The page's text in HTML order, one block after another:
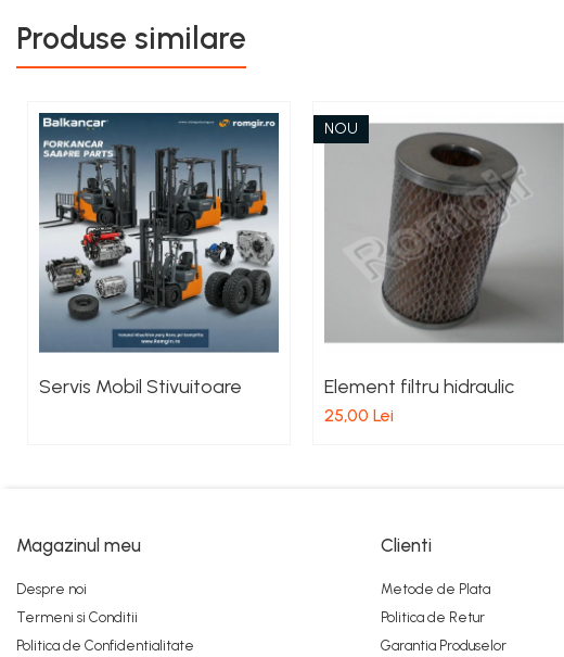
Piese Electrice Motostivuitor
Sistem Franare
Frana de Mana
Piese Frane Stivuitor
Pistoane Frana
Placute de Frana
Pompe Frana
Saboti Frana
Tamburi Frana
Sistem Hidraulic
Pompe Hidraulice
Radiatoare Racire
Ventilatoare Răcire
Produse similare
Servis Mobil Stivuitoare
NOU
Element filtru hidraulic
25,00 Lei
Magazinul meu
Despre noi
Termeni si Conditii
Politica de Confidentialitate
Clienti
Metode de Plata
Politica de Retur
Garantia Produselor